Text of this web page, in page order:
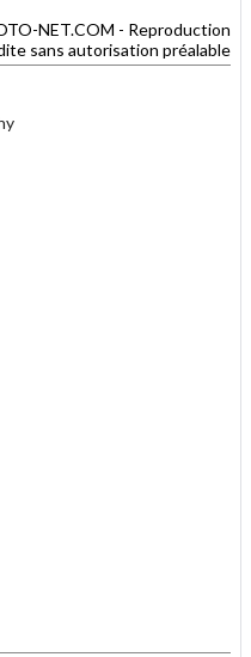
NET.COM - Reproduction
sans autorisation préalable